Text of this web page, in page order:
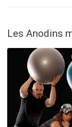
Les Anodins